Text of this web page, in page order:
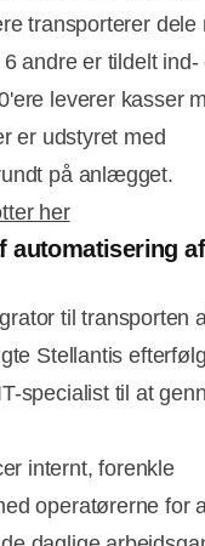
transporterer dele
andre er tildelt ind-
leverer kasser
er udstyret med
på anlægget.
her
automatisering af
til transporten
Stellantis
specialist til at
internt, forenkle
operatørerne for